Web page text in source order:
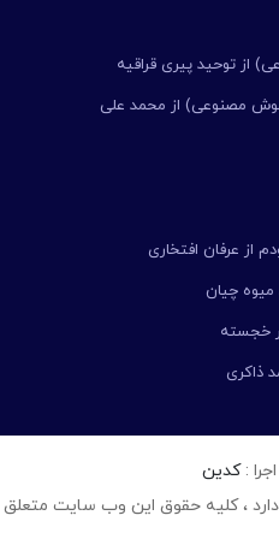
از توحید پیری قراقیه
مصنوعی) از محمد علی
از عرفان افتخاری
میوه چیان
ذاکری
:کدین
، کلیه حقوق این وب سایت